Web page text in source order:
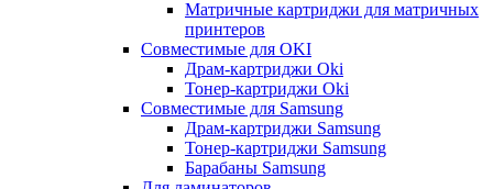
Матричные картриджи для матричных
принтеров
Совместимые для OKI
Драм-картриджи Oki
Тонер-картриджи Oki
Совместимые для Samsung
Драм-картриджи Samsung
Тонер-картриджи Samsung
Барабаны Samsung